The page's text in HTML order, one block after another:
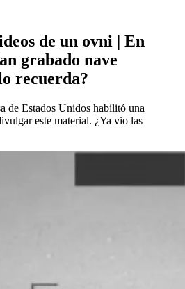
de un ovni | En
grabado nave
recuerda?
de Estados Unidos habilitó una
este material. ¿Ya vio las